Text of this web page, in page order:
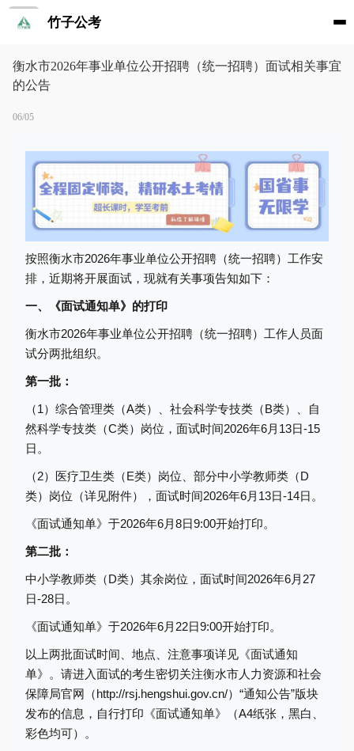
竹子公考
衡水市2026年事业单位公开招聘（统一招聘）面试相关事宜
的公告
06/05
按照衡水市2026年事业单位公开招聘（统一招聘）工作安
排，近期将开展面试，现就有关事项告知如下：
一、《面试通知单》的打印
衡水市2026年事业单位公开招聘（统一招聘）工作人员面
试分两批组织。
第一批：
（1）综合管理类（A类）、社会科学专技类（B类）、自
然科学专技类（C类）岗位， 面试时间2026年6月13日-15
日。
（2）医疗卫生类（E类）岗位、部分中小学教师类（D
类）岗位（详见附件）， 面试时间2026年6月13日-14日。
《面试通知单》于2026年6月8日9:00开始打印。
第二批：
中小学教师类（D类）其余岗位， 面试时间2026年6月27
日-28日。
《面试通知单》于2026年6月22日9:00开始打印。
以上两批面试时间、地点、注意事项详见《面试通知
单》。请进入面试的考生密切关注衡水市人力资源和社会
保障局官网（http://rsj.hengshui.gov.cn/）“通知公告”版块
发布的信息，自行打印《面试通知单》（A4纸张，黑白、
彩色均可）。